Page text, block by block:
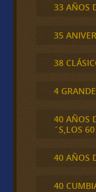
33 AÑOS
35
38
4
40 AÑOS
´S,LOS
40 AÑOS
40